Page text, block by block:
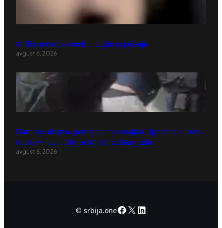
Miško potvrdio bombu! Stiglo pojačanje
avgust 6, 2026
Planirao ubistvo, pomagala mu majka? Optužnica protiv
Koste M. (20) i Olgice M. (50) iz Beograda
avgust 6, 2026
© srbija.oneFacebook
X LinkedIn